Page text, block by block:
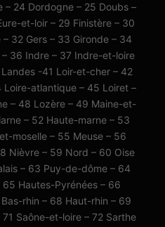
– 24 Dordogne – 25 Doubs –
et-loir – 29 Finistère – 30
32 Gers – 33 Gironde – 34
36 Indre – 37 Indre-et-loire
-41 Loir-et-cher – 42
Loire-atlantique – 45 Loiret –
– 48 Lozère – 49 Maine-et-
– 52 Haute-marne – 53
moselle – 55 Meuse – 56
Nièvre – 59 Nord – 60 Oise
– 63 Puy-de-dôme – 64
Hautes-Pyrénées – 66
rhin – 68 Haut-rhin – 69
Saône-et-loire – 72 Sarthe